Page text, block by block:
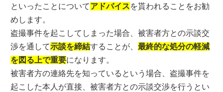
といったことについてアドバイスを貰われることをお勧
めします。
盗撮事件を起こしてしまった場合、被害者方との示談交
渉を通して示談を締結することが、最終的な処分の軽減
を図る上で重要になります。
被害者方の連絡先を知っているという場合、盗撮事件を
起こした本人が直接、被害者方との示談交渉を行うとい